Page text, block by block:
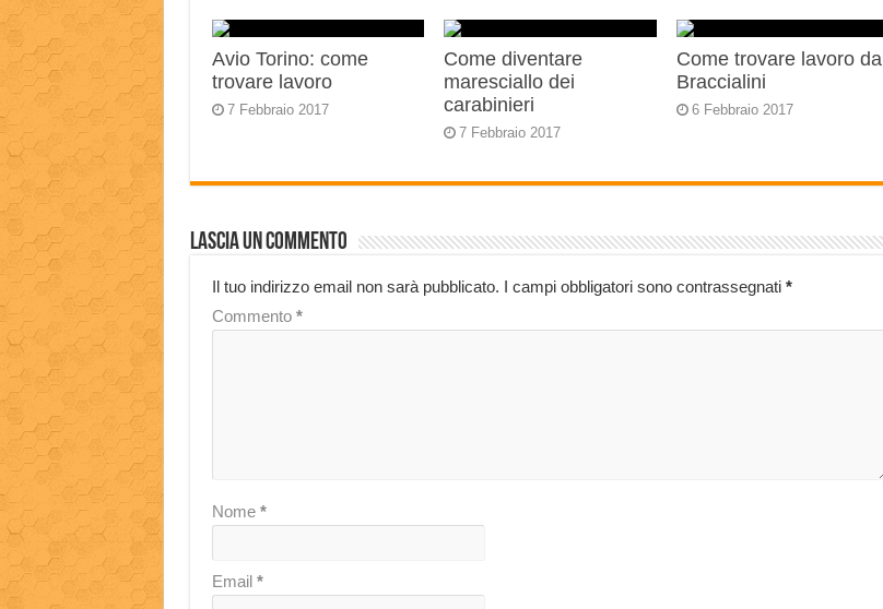
Avio Torino: come
trovare lavoro
7 Febbraio 2017
Come diventare
maresciallo dei
carabinieri
7 Febbraio 2017
Come trovare lavoro da
Braccialini
6 Febbraio 2017
Lascia un commento
Il tuo indirizzo email non sarà pubblicato. I campi obbligatori sono contrassegnati *
Commento *
Nome *
Email *